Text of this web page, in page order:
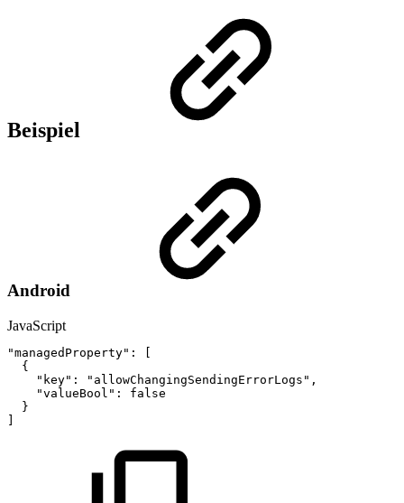
Beispiel
Android
JavaScript
"managedProperty" :
{
"key" : "allowChangingSendingErrorLogs" ,
"valueBool" :
false
}